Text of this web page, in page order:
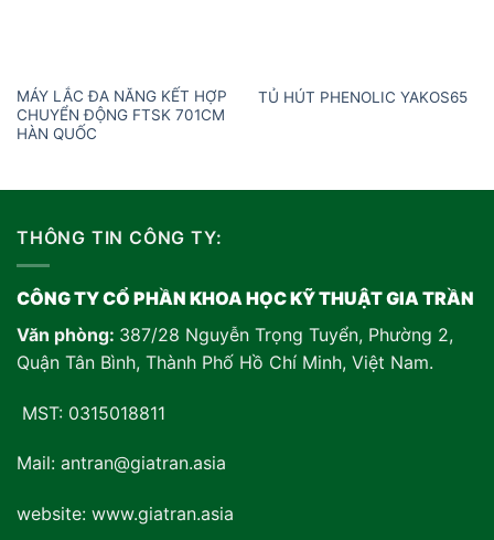
MÁY LẮC ĐA NĂNG KẾT HỢP
CHUYỂN ĐỘNG FTSK 701CM
HÀN QUỐC
TỦ HÚT PHENOLIC YAKOS65
THÔNG TIN CÔNG TY:
CÔNG TY CỔ PHẦN KHOA HỌC KỸ THUẬT GIA TRẦN
Văn phòng: 387/28 Nguyễn Trọng Tuyển, Phường 2,
Quận Tân Bình, Thành Phố Hồ Chí Minh, Việt Nam.
MST: 0315018811
Mail: antran@giatran.asia
website: www.giatran.asia